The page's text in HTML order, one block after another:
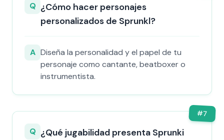
Q ¿Cómo hacer personajes
personalizados de Sprunkl?
A Diseña la personalidad y el papel de tu
personaje como cantante, beatboxer o
instrumentista.
#7
Q ¿Qué jugabilidad presenta Sprunki